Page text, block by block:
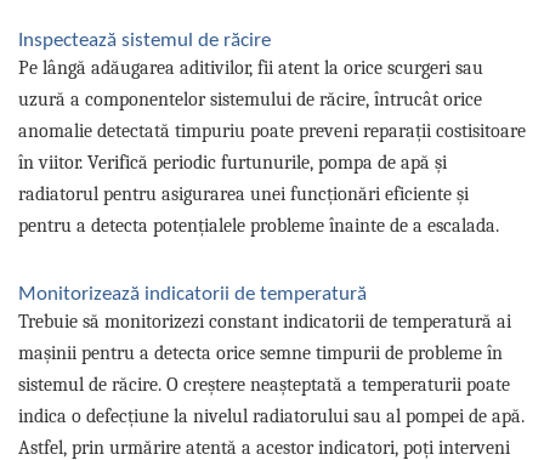
Inspectează sistemul de răcire
Pe lângă adăugarea aditivilor, fii atent la orice scurgeri sau
uzură a componentelor sistemului de răcire, întrucât orice
anomalie detectată timpuriu poate preveni reparații costisitoare
în viitor. Verifică periodic furtunurile, pompa de apă și
radiatorul pentru asigurarea unei funcționări eficiente și
pentru a detecta potențialele probleme înainte de a escalada.
Monitorizează indicatorii de temperatură
Trebuie să monitorizezi constant indicatorii de temperatură ai
mașinii pentru a detecta orice semne timpurii de probleme în
sistemul de răcire. O creștere neașteptată a temperaturii poate
indica o defecțiune la nivelul radiatorului sau al pompei de apă.
Astfel, prin urmărire atentă a acestor indicatori, poți interveni